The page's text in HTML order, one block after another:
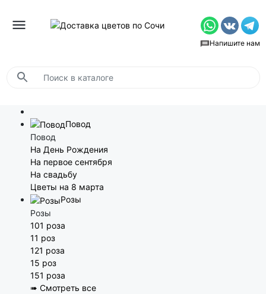
Напишите нам
Повод
Повод
На День Рождения
На первое сентября
На свадьбу
Цветы на 8 марта
Розы
Розы
101 роза
11 роз
121 роза
15 роз
151 роза
➠ Смотреть все